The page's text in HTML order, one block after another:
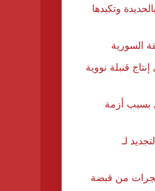
وتكبدها
السورية
قنبلة نووية
بسبب أزمة
لـ
من قبضة